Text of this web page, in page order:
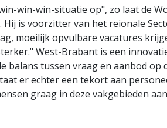
win-win-situatie op", zo laat de
Hij is voorzitter van het reionale
moeilijk opvulbare vacatures
West-Brabant is een
balans tussen vraag en aanbod
er echter een tekort aan
graag in deze vakgebieden